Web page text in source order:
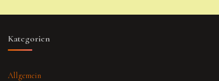
Kategorien
Allgemein